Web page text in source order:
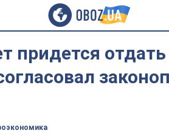
придется